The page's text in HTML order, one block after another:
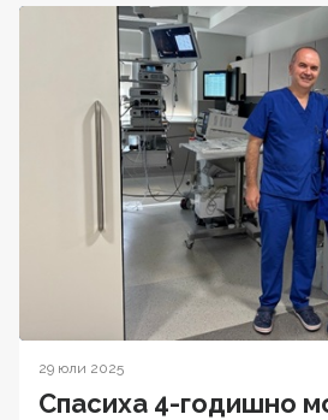
29 юли 2025
Спасиха 4-годишно